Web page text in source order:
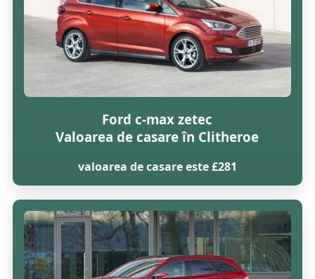
Ford c-max zetec
Valoarea de casare în Clitheroe
valoarea de casare este £281